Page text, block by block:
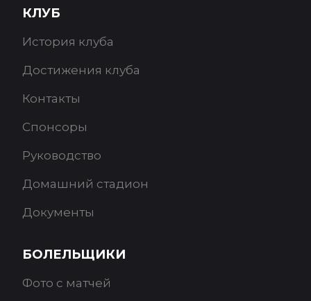
КЛУБ
История клуба
Достижения клуба
Контакты
Спонсоры
Руководство
Домашний стадион
Документы
БОЛЕЛЬЩИКИ
Фото с матчей